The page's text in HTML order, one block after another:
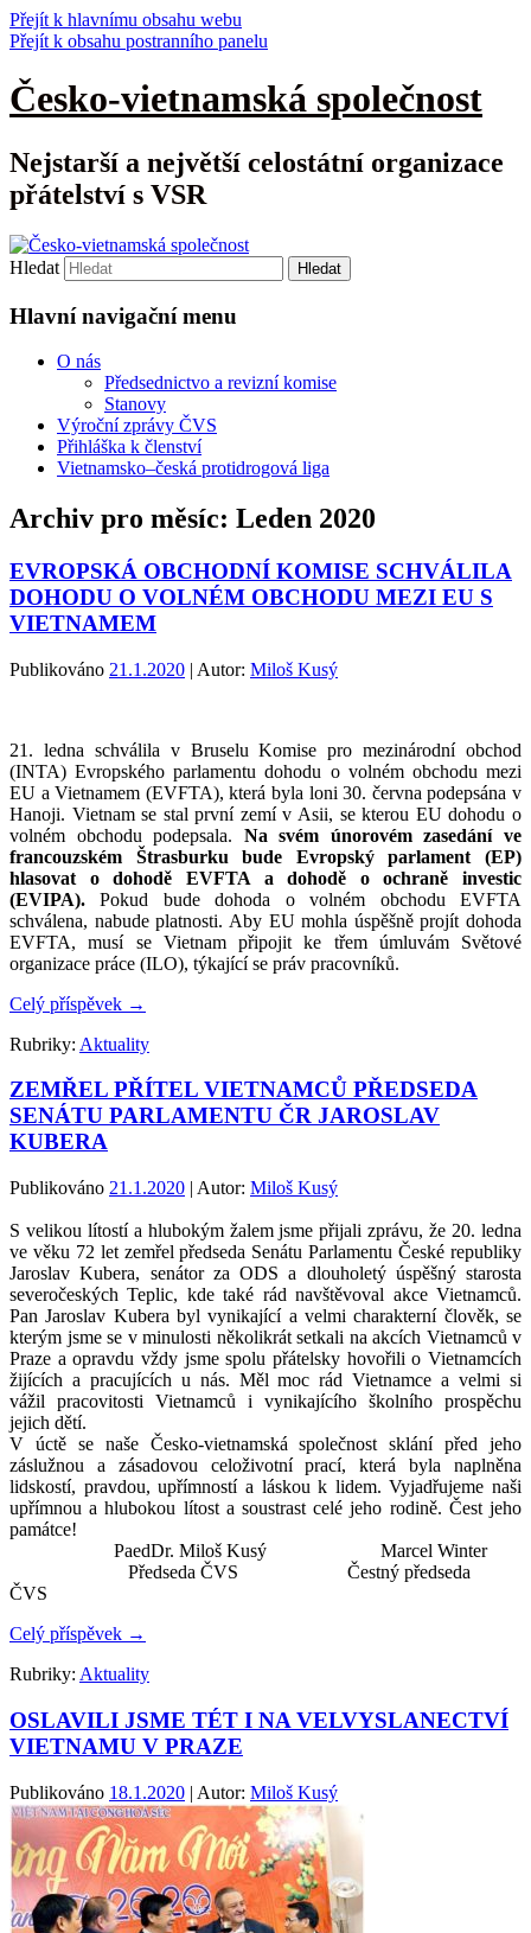
Přejít k hlavnímu obsahu webu
Přejít k obsahu postranního panelu
Česko-vietnamská společnost
Nejstarší a největší celostátní organizace
přátelství s VSR
Hledat
Hlavní navigační menu
O nás
Předsednictvo a revizní komise
Stanovy
Výroční zprávy ČVS
Přihláška k členství
Vietnamsko–česká protidrogová liga
Archiv pro měsíc: Leden 2020
EVROPSKÁ OBCHODNÍ KOMISE SCHVÁLILA
DOHODU O VOLNÉM OBCHODU MEZI EU S
VIETNAMEM
Publikováno 21.1.2020 | Autor: Miloš Kusý
21. ledna schválila v Bruselu Komise pro mezinárodní obchod
(INTA) Evropského parlamentu dohodu o volném obchodu mezi
EU a Vietnamem (EVFTA), která byla loni 30. června podepsána v
Hanoji. Vietnam se stal první zemí v Asii, se kterou EU dohodu o
volném obchodu podepsala. Na svém únorovém zasedání ve
francouzském Štrasburku bude Evropský parlament (EP)
hlasovat o dohodě EVFTA a dohodě o ochraně investic
(EVIPA). Pokud bude dohoda o volném obchodu EVFTA
schválena, nabude platnosti. Aby EU mohla úspěšně projít dohoda
EVFTA, musí se Vietnam připojit ke třem úmluvám Světové
organizace práce (ILO), týkající se práv pracovníků.
Celý příspěvek →
Rubriky: Aktuality
ZEMŘEL PŘÍTEL VIETNAMCŮ PŘEDSEDA
SENÁTU PARLAMENTU ČR JAROSLAV
KUBERA
Publikováno 21.1.2020 | Autor: Miloš Kusý
S velikou lítostí a hlubokým žalem jsme přijali zprávu, že 20. ledna
ve věku 72 let zemřel předseda Senátu Parlamentu České republiky
Jaroslav Kubera, senátor za ODS a dlouholetý úspěšný starosta
severočeských Teplic, kde také rád navštěvoval akce Vietnamců.
Pan Jaroslav Kubera byl vynikající a velmi charakterní člověk, se
kterým jsme se v minulosti několikrát setkali na akcích Vietnamců v
Praze a opravdu vždy jsme spolu přátelsky hovořili o Vietnamcích
žijících a pracujících u nás. Měl moc rád Vietnamce a velmi si
vážil pracovitosti Vietnamců i vynikajícího školního prospěchu
jejich dětí.
V úctě se naše Česko-vietnamská společnost sklání před jeho
záslužnou a zásadovou celoživotní prací, která byla naplněna
lidskostí, pravdou, upřímností a láskou k lidem. Vyjadřujeme naši
upřímnou a hlubokou lítost a soustrast celé jeho rodině. Čest jeho
památce!
PaedDr. Miloš Kusý Marcel Winter
Předseda ČVS Čestný předseda
ČVS
Celý příspěvek →
Rubriky: Aktuality
OSLAVILI JSME TÉT I NA VELVYSLANECTVÍ
VIETNAMU V PRAZE
Publikováno 18.1.2020 | Autor: Miloš Kusý